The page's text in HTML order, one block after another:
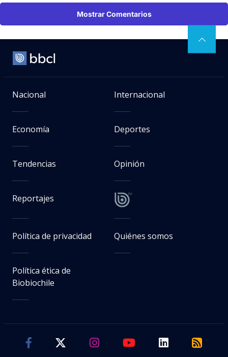
Mostrar Comentarios
Nacional Internacional
Economía Deportes
Tendencias Opinión
Reportajes
Política de privacidad Quiénes somos
Política ética de
Biobiochile